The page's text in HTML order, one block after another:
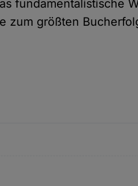
fundamentalistische
zum größten